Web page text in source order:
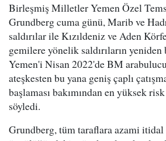
Birleşmiş Milletler Yemen Özel
Grundberg cuma günü, Marib ve
saldırılar ile Kızıldeniz ve Aden
gemilere yönelik saldırıların yeniden
Yemen'i Nisan 2022'de BM
ateşkesten bu yana geniş çaplı
başlaması bakımından en yüksek risk
söyledi.
Grundberg, tüm taraflara azami